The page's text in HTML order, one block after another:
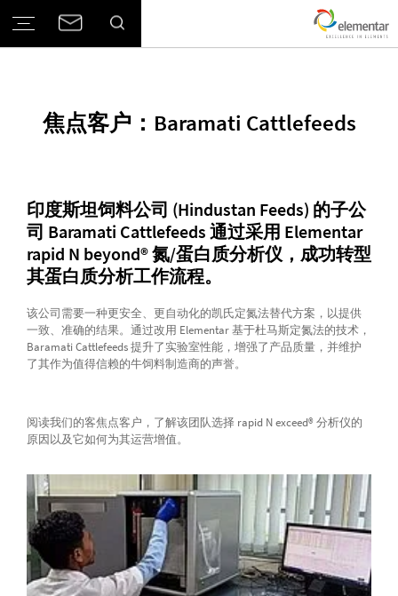
焦点客户：Baramati Cattlefeeds
印度斯坦饲料公司 (Hindustan Feeds) 的子公
司 Baramati Cattlefeeds 通过采用 Elementar
rapid N beyond® 氮/蛋白质分析仪，成功转型
其蛋白质分析工作流程。
该公司需要一种更安全、更自动化的凯氏定氮法替代方案，以提供
一致、准确的结果。通过改用 Elementar 基于杜马斯定氮法的技术，
Baramati Cattlefeeds 提升了实验室性能，增强了产品质量，并维护
了其作为值得信赖的牛饲料制造商的声誉。
阅读我们的客焦点客户，了解该团队选择 rapid N exceed® 分析仪的
原因以及它如何为其运营增值。